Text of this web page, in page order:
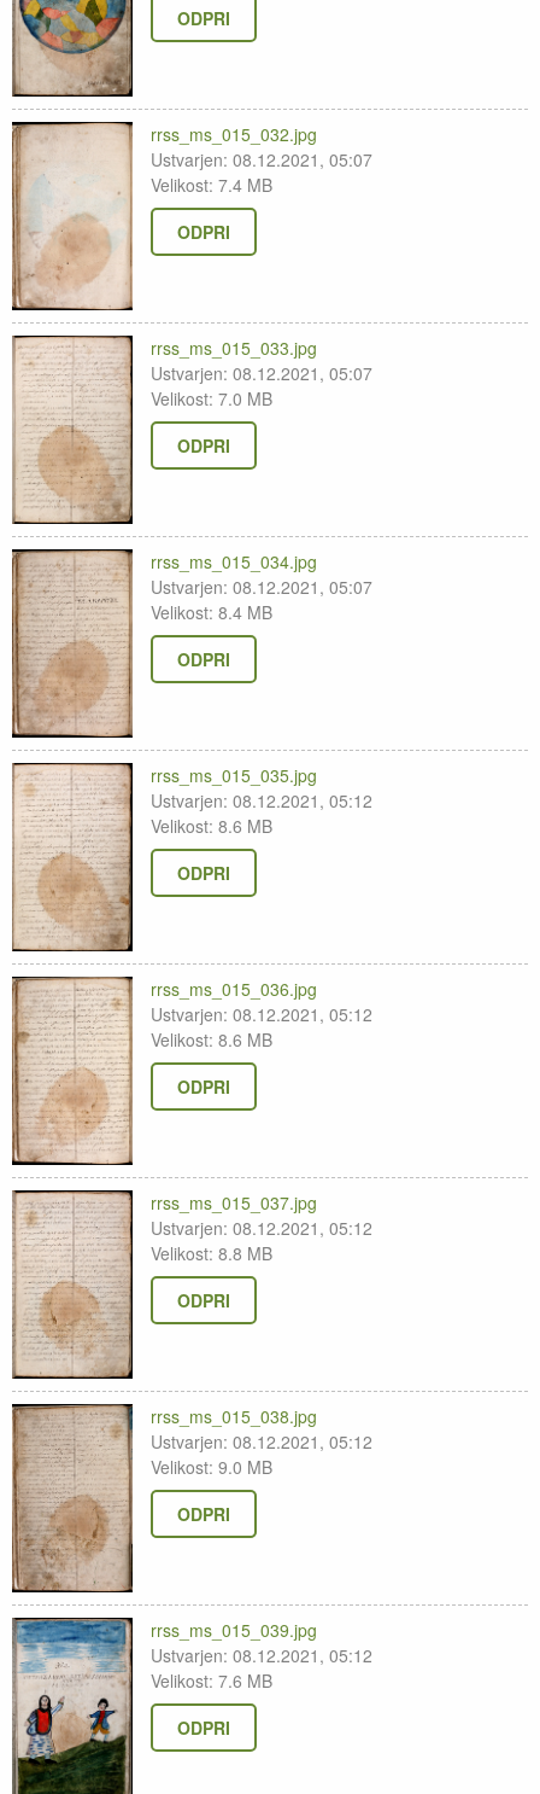
ODPRI
rrss_ms_015_032.jpg
Ustvarjen: 08.12.2021, 05:07
Velikost: 7.4 MB
ODPRI
rrss_ms_015_033.jpg
Ustvarjen: 08.12.2021, 05:07
Velikost: 7.0 MB
ODPRI
rrss_ms_015_034.jpg
Ustvarjen: 08.12.2021, 05:07
Velikost: 8.4 MB
ODPRI
rrss_ms_015_035.jpg
Ustvarjen: 08.12.2021, 05:12
Velikost: 8.6 MB
ODPRI
rrss_ms_015_036.jpg
Ustvarjen: 08.12.2021, 05:12
Velikost: 8.6 MB
ODPRI
rrss_ms_015_037.jpg
Ustvarjen: 08.12.2021, 05:12
Velikost: 8.8 MB
ODPRI
rrss_ms_015_038.jpg
Ustvarjen: 08.12.2021, 05:12
Velikost: 9.0 MB
ODPRI
rrss_ms_015_039.jpg
Ustvarjen: 08.12.2021, 05:12
Velikost: 7.6 MB
ODPRI